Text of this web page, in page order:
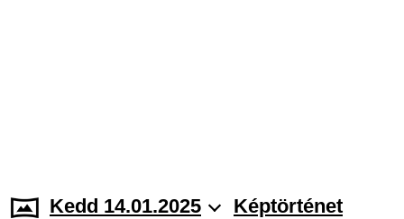
Kedd 14.01.2025 Képtörténet